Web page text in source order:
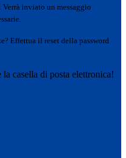
Verrà inviato un messaggio
Effettua il reset della password
casella di posta elettronica!